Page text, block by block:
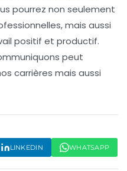
pourrez non seulement
mais aussi
positif et productif.
peut
carrières mais aussi
LINKEDIN WHATSAPP